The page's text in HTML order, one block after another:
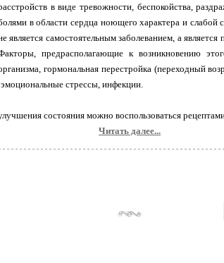
в виде тревожности, беспокойства,
в области сердца ноющего характера и слабой
является самостоятельным заболеванием, а
предрасполагающие к возникновению
гормональная перестройка (переходный
эмоциональные стрессы, инфекции.
состояния можно воспользоваться
Читать далее...